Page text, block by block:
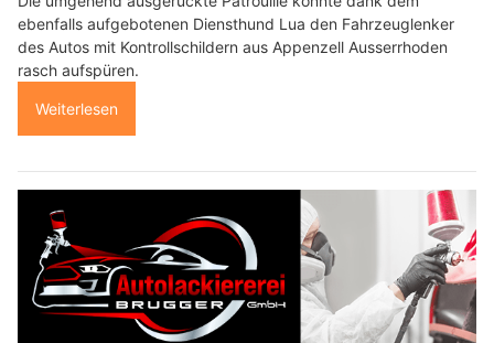
ebenfalls aufgebotenen Diensthund Lua den Fahrzeuglenker
des Autos mit Kontrollschildern aus Appenzell Ausserrhoden
rasch aufspüren.
Weiterlesen